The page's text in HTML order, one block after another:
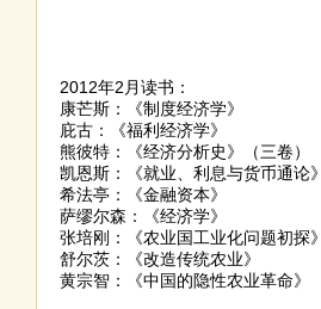
2012年2月读书：
康芒斯：《制度经济学》
庇古：《福利经济学》
熊彼特：《经济分析史》（三卷）
凯恩斯：《就业、利息与货币通论
希法亭：《金融资本》
萨缪尔森：《经济学》
张培刚：《农业国工业化问题初探
舒尔茨：《改造传统农业》
黄宗智：《中国的隐性农业革命》